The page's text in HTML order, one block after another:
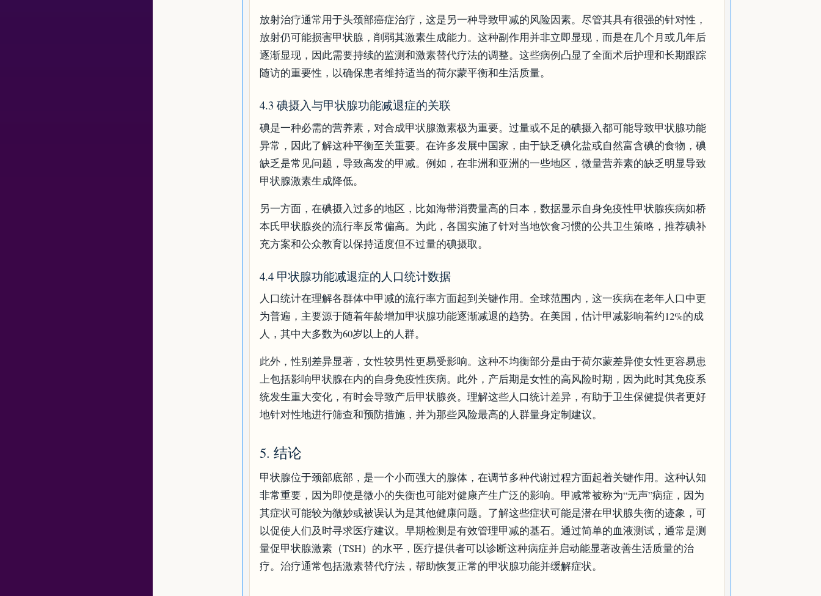
放射治疗通常用于头颈部癌症治疗，这是另一种导致甲减的风险因素。尽管其具有很强的针对性，
放射仍可能损害甲状腺，削弱其激素生成能力。这种副作用并非立即显现，而是在几个月或几年后
逐渐显现，因此需要持续的监测和激素替代疗法的调整。这些病例凸显了全面术后护理和长期跟踪
随访的重要性，以确保患者维持适当的荷尔蒙平衡和生活质量。
4.3 碘摄入与甲状腺功能减退症的关联
碘是一种必需的营养素，对合成甲状腺激素极为重要。过量或不足的碘摄入都可能导致甲状腺功能
异常，因此了解这种平衡至关重要。在许多发展中国家，由于缺乏碘化盐或自然富含碘的食物，碘
缺乏是常见问题，导致高发的甲减。例如，在非洲和亚洲的一些地区，微量营养素的缺乏明显导致
甲状腺激素生成降低。
另一方面，在碘摄入过多的地区，比如海带消费量高的日本，数据显示自身免疫性甲状腺疾病如桥
本氏甲状腺炎的流行率反常偏高。为此，各国实施了针对当地饮食习惯的公共卫生策略，推荐碘补
充方案和公众教育以保持适度但不过量的碘摄取。
4.4 甲状腺功能减退症的人口统计数据
人口统计在理解各群体中甲减的流行率方面起到关键作用。全球范围内，这一疾病在老年人口中更
为普遍，主要源于随着年龄增加甲状腺功能逐渐减退的趋势。在美国，估计甲减影响着约12%的成
人，其中大多数为60岁以上的人群。
此外，性别差异显著，女性较男性更易受影响。这种不均衡部分是由于荷尔蒙差异使女性更容易患
上包括影响甲状腺在内的自身免疫性疾病。此外，产后期是女性的高风险时期，因为此时其免疫系
统发生重大变化，有时会导致产后甲状腺炎。理解这些人口统计差异，有助于卫生保健提供者更好
地针对性地进行筛查和预防措施，并为那些风险最高的人群量身定制建议。
5. 结论
甲状腺位于颈部底部，是一个小而强大的腺体，在调节多种代谢过程方面起着关键作用。这种认知
非常重要，因为即使是微小的失衡也可能对健康产生广泛的影响。甲减常被称为“无声”病症，因为
其症状可能较为微妙或被误认为是其他健康问题。了解这些症状可能是潜在甲状腺失衡的迹象，可
以促使人们及时寻求医疗建议。早期检测是有效管理甲减的基石。通过简单的血液测试，通常是测
量促甲状腺激素（TSH）的水平，医疗提供者可以诊断这种病症并启动能显著改善生活质量的治
疗。治疗通常包括激素替代疗法，帮助恢复正常的甲状腺功能并缓解症状。